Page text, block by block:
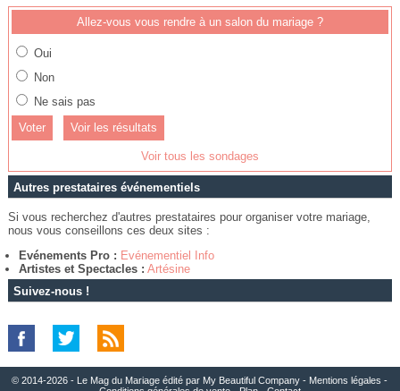
Allez-vous vous rendre à un salon du mariage ?
Oui
Non
Ne sais pas
Voir les résultats
Voir tous les sondages
Autres prestataires événementiels
Si vous recherchez d'autres prestataires pour organiser votre mariage,
nous vous conseillons ces deux sites :
Evénements Pro : Evénementiel Info
Artistes et Spectacles : Artésine
Suivez-nous !
© 2014-2026 - Le Mag du Mariage édité par My Beautiful Company - Mentions légales -